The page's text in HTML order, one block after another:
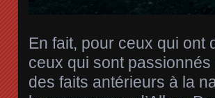
En fait, pour ceux qui ont
ceux qui sont passionnés
des faits antérieurs à la